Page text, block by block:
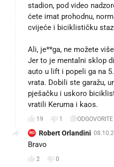
stadion, pod video
ćete imat prohodnu,
cvijeće i biciklističku
Ali, je**ga, ne možete
Jer to je mentalni sklop
auto u lift i popeli ga na
vrata. Dobili ste garažu,
pješačku i uskoro
vratili Keruma i kaos.
19 1 ODGOVORITE
RO Robert Orlandini
Bravo
2
0